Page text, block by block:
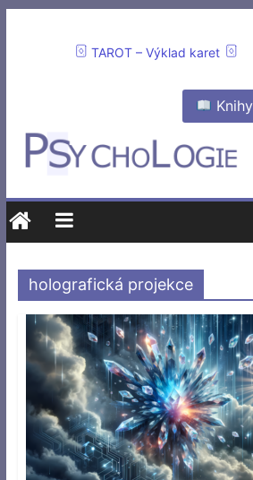
TAROT – Výklad karet
Knihy
holografická projekce